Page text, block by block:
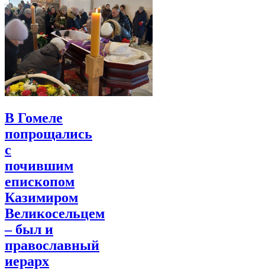
В Гомеле
попрощались
с
почившим
епископом
Казимиром
Великосельцем
– был и
православный
иерарх